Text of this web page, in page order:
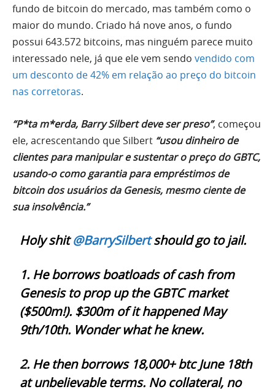
fundo de bitcoin do mercado, mas também como o
maior do mundo. Criado há nove anos, o fundo
possui 643.572 bitcoins, mas ninguém parece muito
interessado nele, já que ele vem sendo vendido com
um desconto de 42% em relação ao preço do bitcoin
nas corretoras.
“P*ta m*erda, Barry Silbert deve ser preso”, começou
ele, acrescentando que Silbert “usou dinheiro de
clientes para manipular e sustentar o preço do GBTC,
usando-o como garantia para empréstimos de
bitcoin dos usuários da Genesis, mesmo ciente de
sua insolvência.”
Holy shit@BarrySilbertshould go to jail.
1. He borrows boatloads of cash from
Genesis to prop up the GBTC market
($500m!). $300m of it happened May
9th/10th. Wonder what he knew.
2. He then borrows 18,000+ btc June 18th
at unbelievable terms. No collateral, no